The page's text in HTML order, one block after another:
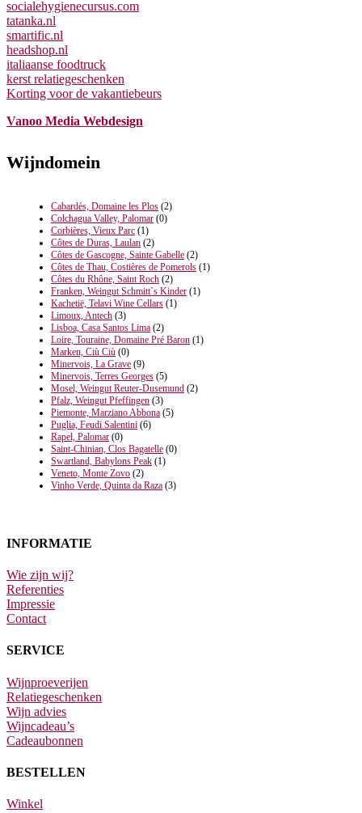
socialehygienecursus.com
tatanka.nl
smartific.nl
headshop.nl
italiaanse foodtruck
kerst relatiegeschenken
Korting voor de vakantiebeurs
Vanoo Media Webdesign
Wijndomein
Cabardès, Domaine les Plos (2)
Colchagua Valley, Palomar (0)
Corbières, Vieux Parc (1)
Côtes de Duras, Laulan (2)
Côtes de Gascogne, Sainte Gabelle (2)
Côtes de Thau, Costières de Pomerols (1)
Côtes du Rhône, Saint Roch (2)
Franken, Weingut Schmitt`s Kinder (1)
Kachetië, Telavi Wine Cellars (1)
Limoux, Antech (3)
Lisboa, Casa Santos Lima (2)
Loire, Touraine, Domaine Pré Baron (1)
Marken, Ciù Ciù (0)
Minervois, La Grave (9)
Minervois, Terres Georges (5)
Mosel, Weingut Reuter-Dusemund (2)
Pfalz, Weingut Pfeffingen (3)
Piemonte, Marziano Abbona (5)
Puglia, Feudi Salentini (6)
Rapel, Palomar (0)
Saint-Chinian, Clos Bagatelle (0)
Swartland, Babylons Peak (1)
Veneto, Monte Zovo (2)
Vinho Verde, Quinta da Raza (3)
INFORMATIE
Wie zijn wij?
Referenties
Impressie
Contact
SERVICE
Wijnproeverijen
Relatiegeschenken
Wijn advies
Wijncadeau’s
Cadeaubonnen
BESTELLEN
Winkel